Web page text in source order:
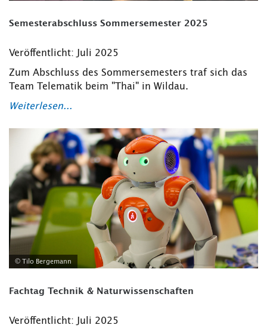
Semesterabschluss Sommersemester 2025
Veröffentlicht: Juli 2025
Zum Abschluss des Sommersemesters traf sich das
Team Telematik beim "Thai" in Wildau.
Weiterlesen...
© Tilo Bergemann
Fachtag Technik & Naturwissenschaften
Veröffentlicht: Juli 2025